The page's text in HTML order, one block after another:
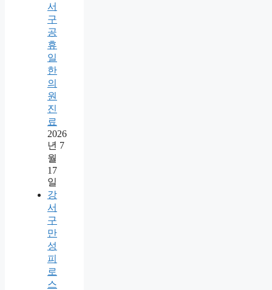
서
구
공
휴
일
한
의
원
진
료
2026
년 7
월
17
일
강
서
구
만
성
피
로
스